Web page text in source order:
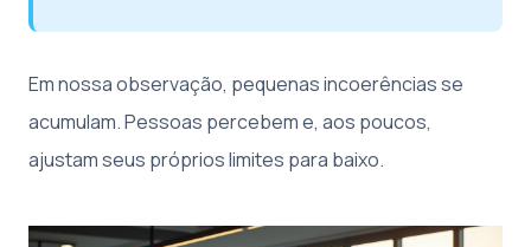
Em nossa observação, pequenas incoerências se
acumulam. Pessoas percebem e, aos poucos,
ajustam seus próprios limites para baixo.